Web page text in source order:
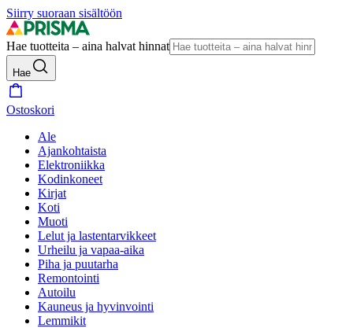
Siirry suoraan sisältöön
Hae tuotteita – aina halvat hinnat
Hae
Ostoskori
Ale
Ajankohtaista
Elektroniikka
Kodinkoneet
Kirjat
Koti
Muoti
Lelut ja lastentarvikkeet
Urheilu ja vapaa-aika
Piha ja puutarha
Remontointi
Autoilu
Kauneus ja hyvinvointi
Lemmikit